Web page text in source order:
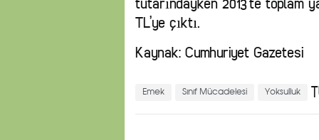
TL’ye çıktı.
Kaynak: Cumhuriyet Gazetesi
Emek Sınıf Mücadelesi Yoksulluk